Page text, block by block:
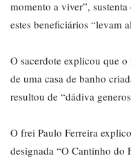
momento a viver”,
estes beneficiários “levam
O sacerdote explicou que
de uma casa de banho
resultou de “dádiva
O frei Paulo Ferreira
designada “O Cantinho do